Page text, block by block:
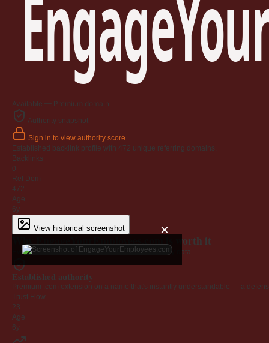
Available — Premium domain
Authority snapshot
Sign in to view authority score
Established backlink profile with 472 unique referring domains.
Backlinks
0
Ref Dom
472
Age
6y
View historical screenshot ×
Why EngageYourEmployees.com is worth it
Every claim below is backed by verified third-party data.
Established authority
Premium .com extension on a name that's instantly understandable — a
Trust Flow
23
Age
6y